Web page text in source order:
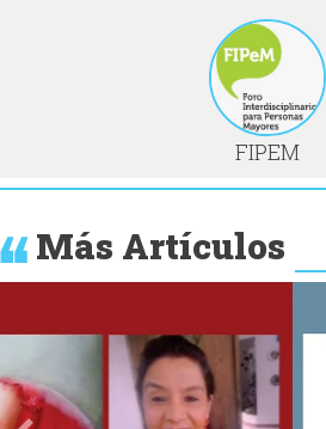
FIPEM
Más Artículos